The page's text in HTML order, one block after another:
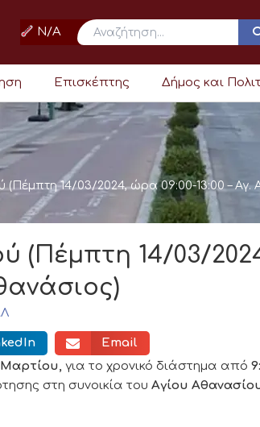
N/A
Επισκέπτης Δήμος και
(Πέμπτη 14/03/2024, ώρα 09:00-13:00 – Αγ.
(Πέμπτη 14/03/
Email
για το χρονικό διάστημα από
στη συνοικία του Αγίου